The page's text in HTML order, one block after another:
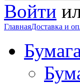
Войти
ГлавнаяДоставка и